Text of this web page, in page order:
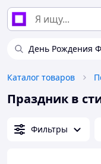
День Рождения
Каталог товаров
Праздник в
Фильтры